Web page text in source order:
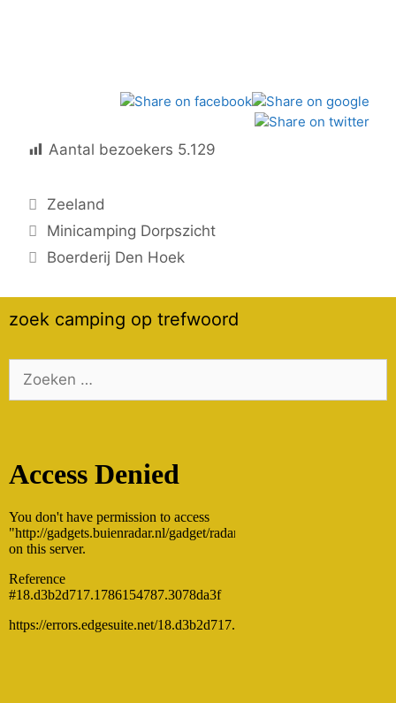
Aantal bezoekers 5.129
Categorieën
Zeeland
Minicamping Dorpszicht
Boerderij Den Hoek
zoek camping op trefwoord
Zoek